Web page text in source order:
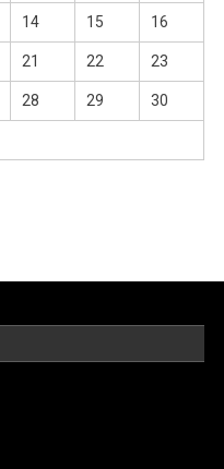
14 15 16
21 22 23
28 29 30